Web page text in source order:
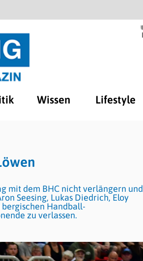
Wissen Lifestyle
mit dem BHC nicht verlängern und
Seesing, Lukas Diedrich, Eloy
bergischen Handball-
zu verlassen.